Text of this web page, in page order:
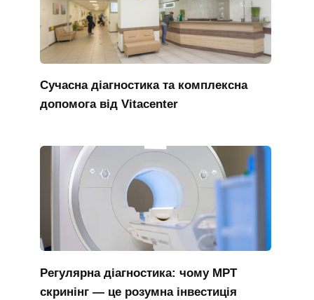
Сучасна діагностика та комплексна
допомога від Vitacenter
Регулярна діагностика: чому МРТ
скринінг — це розумна інвестиція